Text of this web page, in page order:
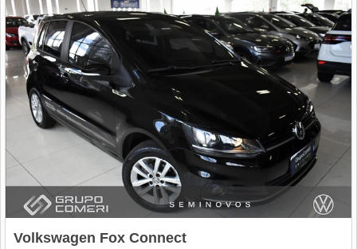
Volkswagen Fox Connect